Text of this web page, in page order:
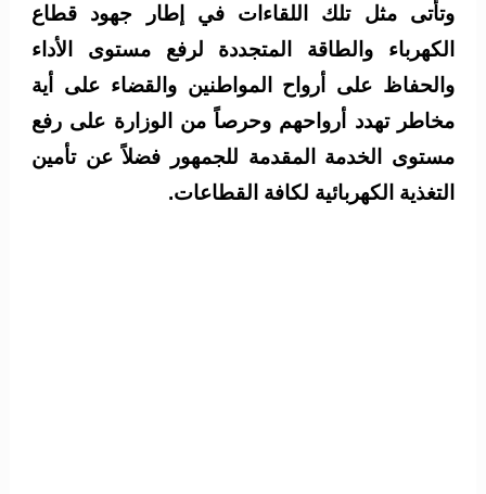
وتأتى مثل تلك اللقاءات في إطار جهود قطاع
الكهرباء والطاقة المتجددة لرفع مستوى الأداء
والحفاظ على أرواح المواطنين والقضاء على أية
مخاطر تهدد أرواحهم وحرصاً من الوزارة على رفع
مستوى الخدمة المقدمة للجمهور فضلاً عن تأمين
التغذية الكهربائية لكافة القطاعات.